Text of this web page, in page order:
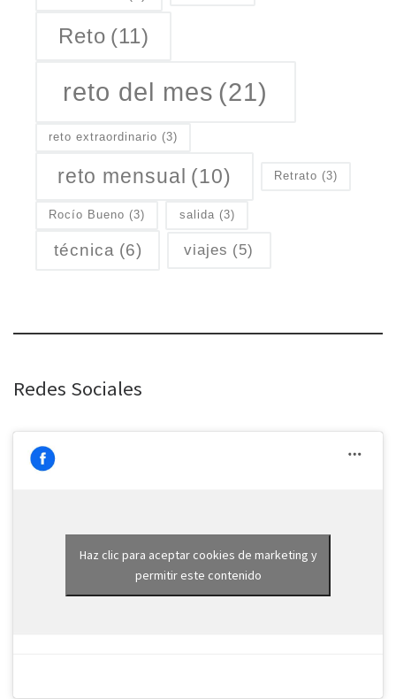
Reto (11)
reto del mes (21)
reto extraordinario (3)
reto mensual (10) Retrato (3)
Rocío Bueno (3) salida (3)
técnica (6) viajes (5)
Redes Sociales
Haz clic para aceptar cookies de marketing y
permitir este contenido